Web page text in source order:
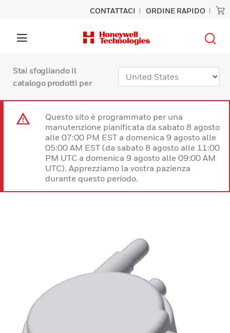
CONTATTACI ORDINE RAPIDO
Stai sfogliando il
catalogo prodotti per
Questo sito è programmato per una
manutenzione pianificata da sabato 8 agosto
alle 07:00 PM EST a domenica 9 agosto alle
05:00 AM EST (da sabato 8 agosto alle 11:00
PM UTC a domenica 9 agosto alle 09:00 AM
UTC). Apprezziamo la vostra pazienza
durante questo periodo.